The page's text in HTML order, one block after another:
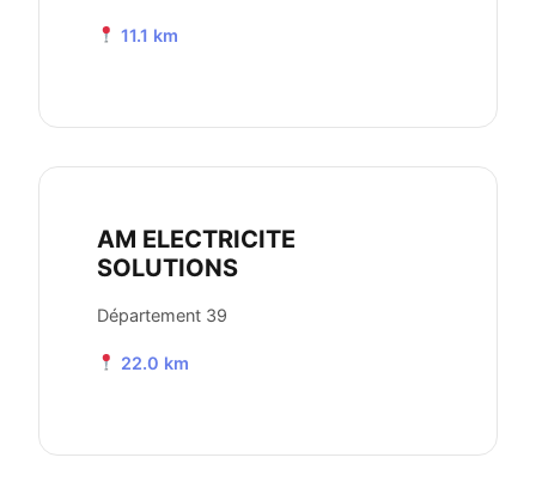
11.1 km
AM ELECTRICITE
SOLUTIONS
Département 39
22.0 km